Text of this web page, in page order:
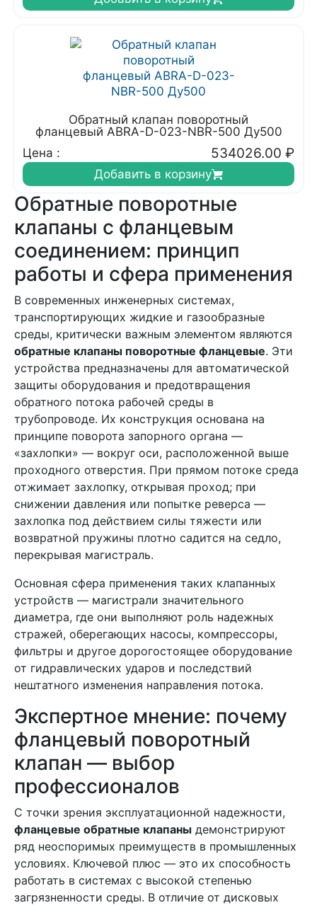
Обратный клапан поворотный
фланцевый ABRA-D-023-NBR-500 Ду500
Цена :
534026.00 ₽
Добавить в корзину
Обратные поворотные
клапаны с фланцевым
соединением: принцип
работы и сфера применения
В современных инженерных системах,
транспортирующих жидкие и газообразные
среды, критически важным элементом являются
обратные клапаны поворотные фланцевые. Эти
устройства предназначены для автоматической
защиты оборудования и предотвращения
обратного потока рабочей среды в
трубопроводе. Их конструкция основана на
принципе поворота запорного органа —
«захлопки» — вокруг оси, расположенной выше
проходного отверстия. При прямом потоке среда
отжимает захлопку, открывая проход; при
снижении давления или попытке реверса —
захлопка под действием силы тяжести или
возвратной пружины плотно садится на седло,
перекрывая магистраль.
Основная сфера применения таких клапанных
устройств — магистрали значительного
диаметра, где они выполняют роль надежных
стражей, оберегающих насосы, компрессоры,
фильтры и другое дорогостоящее оборудование
от гидравлических ударов и последствий
нештатного изменения направления потока.
Экспертное мнение: почему
фланцевый поворотный
клапан — выбор
профессионалов
С точки зрения эксплуатационной надежности,
фланцевые обратные клапаны демонстрируют
ряд неоспоримых преимуществ в промышленных
условиях. Ключевой плюс — это их способность
работать в системах с высокой степенью
загрязненности среды. В отличие от дисковых